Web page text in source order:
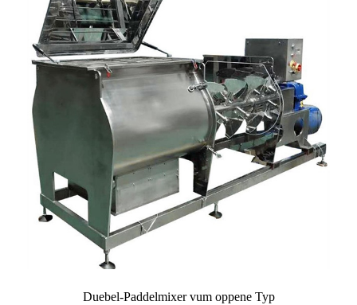
Duebel-Paddelmixer vum oppene Typ